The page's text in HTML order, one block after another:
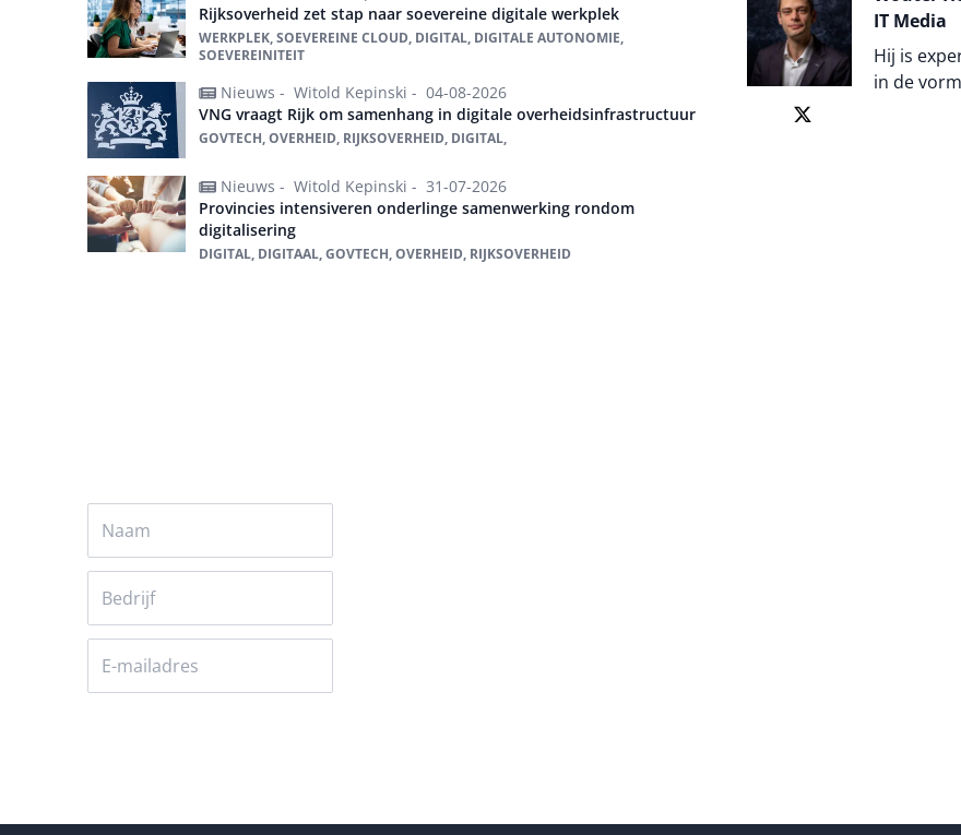
Rijksoverheid zet stap naar soevereine digitale werkplek
WERKPLEK, SOEVEREINE CLOUD, DIGITAL, DIGITALE AUTONOMIE,
SOEVEREINITEIT
Nieuws - Witold Kepinski - 04-08-2026
VNG vraagt Rijk om samenhang in digitale overheidsinfrastructuur
GOVTECH, OVERHEID, RIJKSOVERHEID, DIGITAL,
Nieuws - Witold Kepinski - 31-07-2026
Provincies intensiveren onderlinge samenwerking rondom
digitalisering
DIGITAL, DIGITAAL, GOVTECH, OVERHEID, RIJKSOVERHEID
IT Media
Hij is
in de